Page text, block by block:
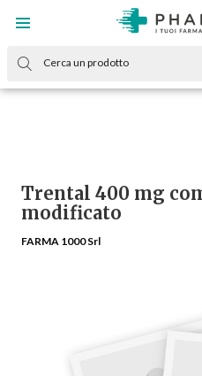
Trental 400 mg
modificato
FARMA 1000 Srl